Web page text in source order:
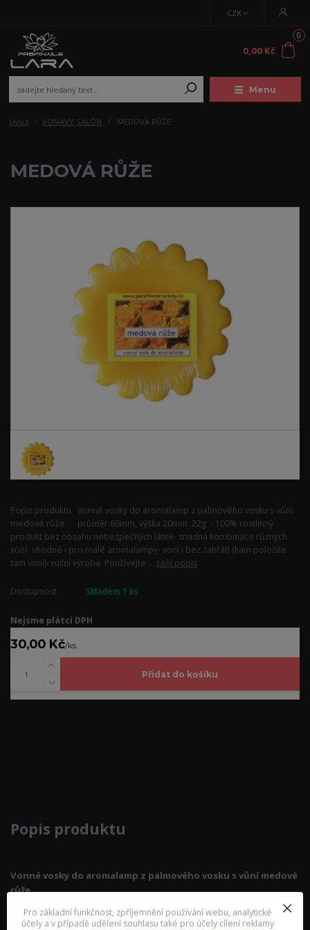
Menu
CZK
0
0,00 Kč
Úvod VOŇAVÝ SALÓN MEDOVÁ RŮŽE
MEDOVÁ RŮŽE
Popis produktu Vonné vosky do aromalamp z palmového vosku s vůní
medové růže průměr 60mm, výška 20mm 22g - 100% rostlinný
produkt bez obsahu nebezpečných látek- snadná kombinace různých
vůní- vhodné i pro malé aromalampy- voní i bez zahřátí (kam položíte
tam voní)- ruční výroba Používejte ... celý popis
Dostupnost Skladem 1 ks
Nejsme plátci DPH
30,00 Kč/ks
Přidat do košíku
Popis produktu
Vonné vosky do aromalamp z palmového vosku s vůní medové
růže
Pro základní funkčnost, zpříjemnění používání webu, analytické
účely a v případě udělení souhlasu také pro účely cílení reklamy